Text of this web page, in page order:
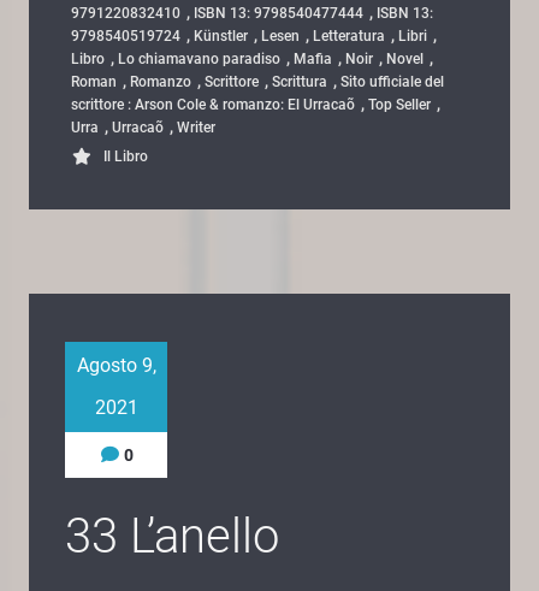
9791220832410 , ISBN 13: 9798540477444 , ISBN 13:
9798540519724 , Künstler , Lesen , Letteratura , Libri ,
Libro , Lo chiamavano paradiso , Mafia , Noir , Novel ,
Roman , Romanzo , Scrittore , Scrittura , Sito ufficiale del
scrittore : Arson Cole & romanzo: El Urracaõ , Top Seller ,
Urra , Urracaõ , Writer
Il Libro
Agosto 9,
2021
0
33 L’anello